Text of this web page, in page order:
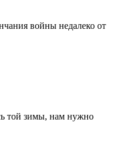
войны недалеко от
той зимы, нам нужно